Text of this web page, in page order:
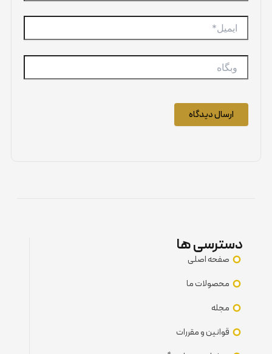
ایمیل*
وبگاه
دسترسی ها
صفحه اصلی
محصولات ما
مجله
قوانین و مقررات